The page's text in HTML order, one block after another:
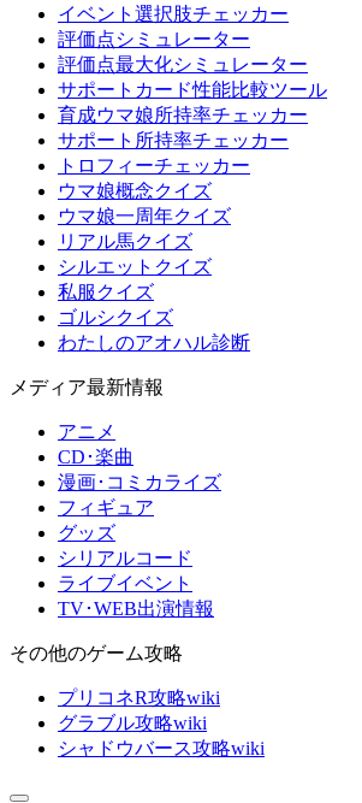
イベント選択肢チェッカー
評価点シミュレーター
評価点最大化シミュレーター
サポートカード性能比較ツール
育成ウマ娘所持率チェッカー
サポート所持率チェッカー
トロフィーチェッカー
ウマ娘概念クイズ
ウマ娘一周年クイズ
リアル馬クイズ
シルエットクイズ
私服クイズ
ゴルシクイズ
わたしのアオハル診断
メディア最新情報
アニメ
CD･楽曲
漫画･コミカライズ
フィギュア
グッズ
シリアルコード
ライブイベント
TV･WEB出演情報
その他のゲーム攻略
プリコネR攻略wiki
グラブル攻略wiki
シャドウバース攻略wiki